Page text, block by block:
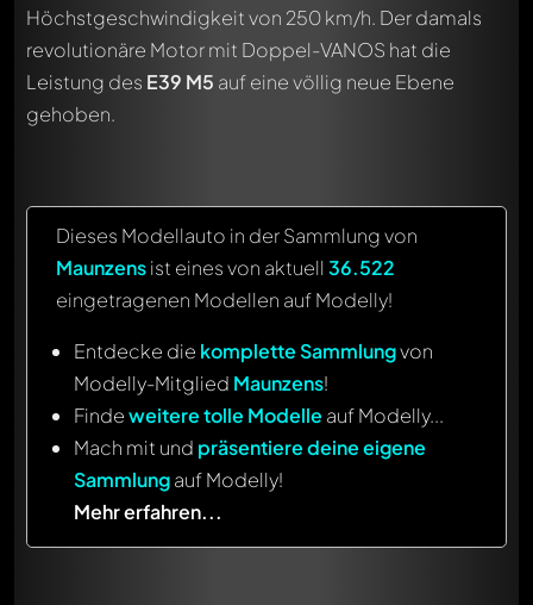
Höchstgeschwindigkeit von 250 km/h. Der damals
revolutionäre Motor mit Doppel-VANOS hat die
Leistung des E39 M5 auf eine völlig neue Ebene
gehoben.
Dieses Modellauto in der Sammlung von
Maunzensist eines von aktuell36.522
eingetragenen Modellen auf Modelly!
Entdecke die komplette Sammlungvon
Modelly-Mitglied Maunzens!
Findeweitere tolle Modelle auf Modelly...
Mach mit und präsentiere deine eigene
Sammlungauf Modelly!
Mehr erfahren...